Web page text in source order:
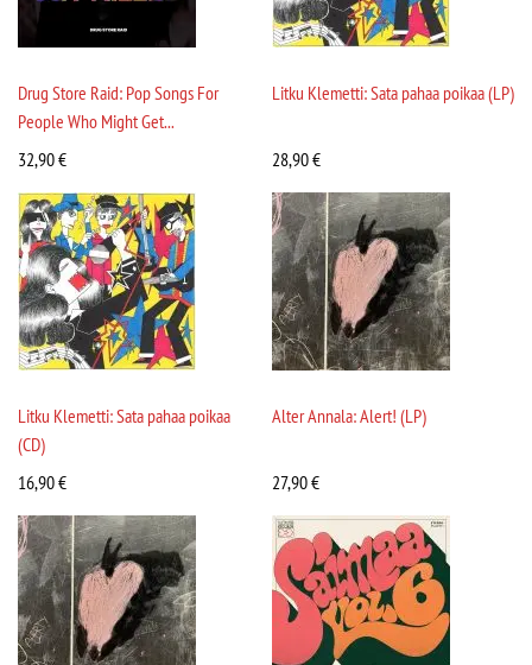
Drug Store Raid: Pop Songs For
People Who Might Get...
32,90€
Litku Klemetti: Sata pahaa poikaa (LP)
28,90€
Litku Klemetti: Sata pahaa poikaa
(CD)
16,90€
Alter Annala: Alert! (LP)
27,90€